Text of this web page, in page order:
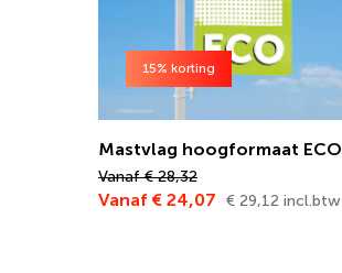
15% korting
Mastvlag hoogformaat ECO
Vanaf € 28,32
Vanaf € 24,07 € 29,12 incl.btw